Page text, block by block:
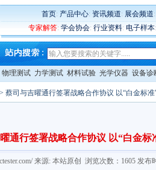
首页: 产品中心: 资讯频道: 展会频道
专家解答: 学会协会: 行业资料: 电子样本
物理测试 力学测试 材料试验 光学仪器 设备诊
> 蔡司与吉曜通行签署战略合作协议 以“白金标
通行签署战略合作协议 以“白金标
来源: 本站原创 浏览次数：1605 发布